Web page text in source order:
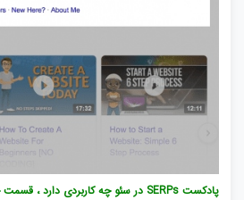
پادکست SERPs در سئو چه کاربردی دارد ، قسمت چهارم ؛ بشنوید :